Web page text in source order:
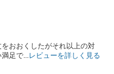
おおくしたがそれ以上の対
足で...レビューを詳しく見る